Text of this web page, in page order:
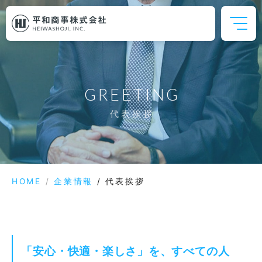
GREETING
代表挨拶
HOME /企業情報 /代表挨拶
「安心・快適・楽しさ」を、すべての人